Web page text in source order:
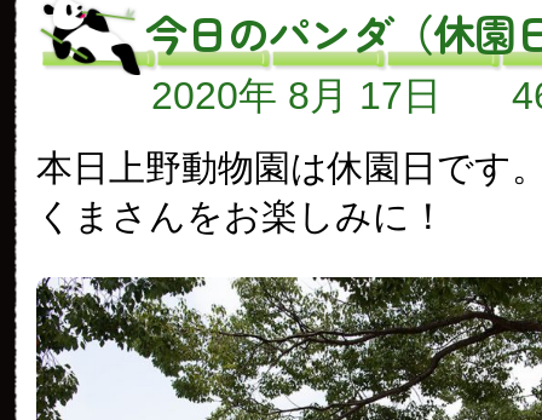
今日のパンダ（休園
2020年 8月 17日
本日上野動物園は休園日です
くまさんをお楽しみに！